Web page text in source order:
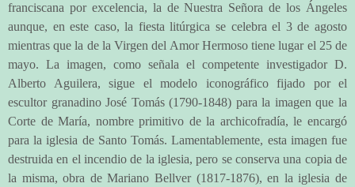
franciscana por excelencia, la de Nuestra Señora de los Ángeles
aunque, en este caso, la fiesta litúrgica se celebra el 3 de agosto
mientras que la de la Virgen del Amor Hermoso tiene lugar el 25 de
mayo. La imagen, como señala el competente investigador D.
Alberto Aguilera, sigue el modelo iconográfico fijado por el
escultor granadino José Tomás (1790-1848) para la imagen que la
Corte de María, nombre primitivo de la archicofradía, le encargó
para la iglesia de Santo Tomás. Lamentablemente, esta imagen fue
destruida en el incendio de la iglesia, pero se conserva una copia de
la misma, obra de Mariano Bellver (1817-1876), en la iglesia de